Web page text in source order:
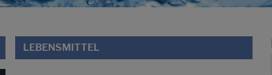
LEBENSMITTEL